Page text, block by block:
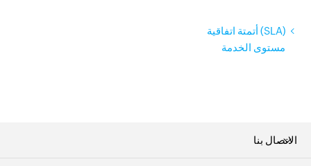
(SLA) أتمتة اتفاقية
مستوى الخدمة
الاتصال بنا